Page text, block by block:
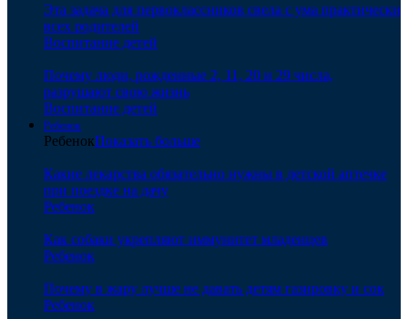
Эта задача для первоклассников свела с ума практически
всех родителей
Воспитание детей
Почему люди, рожденные 2, 11, 20 и 29 числа,
разрушают свою жизнь
Воспитание детей
Ребенок
РебенокПоказать больше
Какие лекарства обязательно нужны в детской аптечке
при поездке на дачу
Ребенок
Как собаки укрепляют иммунитет младенцев
Ребенок
Почему в жару лучше не давать детям газировку и сок
Ребенок